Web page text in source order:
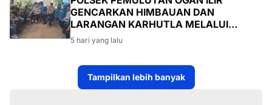
GENCARKAN HIMBAUAN DAN
LARANGAN KARHUTLA MELALUI
PROGRAM TSKD (TOURING SAMBANG
KE DESA-DESA
5 hari yang lalu
Tampilkan lebih banyak